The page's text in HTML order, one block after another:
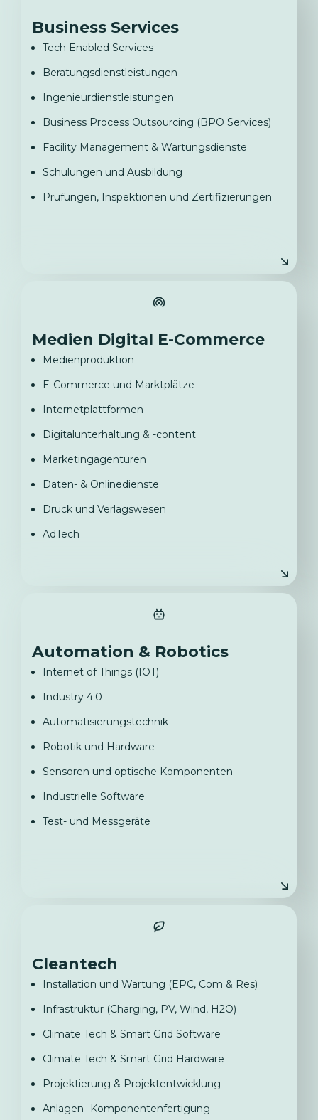
Business Services
Tech Enabled Services
Beratungsdienstleistungen
Ingenieurdienstleistungen
Business Process Outsourcing (BPO Services)
Facility Management & Wartungsdienste
Schulungen und Ausbildung
Prüfungen, Inspektionen und Zertifizierungen
Medien Digital E-Commerce
Medienproduktion
E-Commerce und Marktplätze
Internetplattformen
Digitalunterhaltung & -content
Marketingagenturen
Daten- & Onlinedienste
Druck und Verlagswesen
AdTech
Automation & Robotics
Internet of Things (IOT)
Industry 4.0
Automatisierungstechnik
Robotik und Hardware
Sensoren und optische Komponenten
Industrielle Software
Test- und Messgeräte
Cleantech
Installation und Wartung (EPC, Com & Res)
Infrastruktur (Charging, PV, Wind, H2O)
Climate Tech & Smart Grid Software
Climate Tech & Smart Grid Hardware
Projektierung & Projektentwicklung
Anlagen- Komponentenfertigung